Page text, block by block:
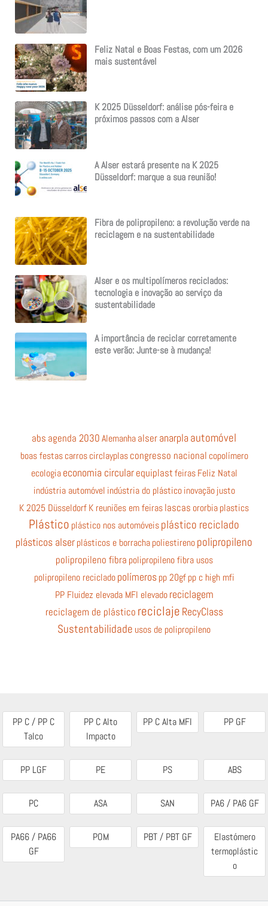
Feliz Natal e Boas Festas, com um 2026
mais sustentável
K 2025 Düsseldorf: análise pós-feira e
próximos passos com a Alser
A Alser estará presente na K 2025
Düsseldorf: marque a sua reunião!
Fibra de polipropileno: a revolução verde na
reciclagem e na sustentabilidade
Alser e os multipolímeros reciclados:
tecnologia e inovação ao serviço da
sustentabilidade
A importância de reciclar corretamente
este verão: Junte-se à mudança!
abs agenda 2030Alemanhaalseranarpla automóvel
boas festas carros circlayplas congresso nacional copolímero
ecologia economia circular equiplastfeiras Feliz Natal
indústria automóvel indústria do plástico inovação justo
K 2025 DüsseldorfK reuniões em feiraslascas ororbiaplastics
Plástico plástico nos automóveisplástico reciclado
plásticos alserplásticos e borrachapoliestirenopolipropileno
polipropileno fibra polipropileno fibra usos
polipropileno reciclado polímeros pp 20gf pp c high mfi
PP Fluidez elevada MFI elevado reciclagem
reciclagem de plástico reciclaje RecyClass
Sustentabilidade usos de polipropileno
PP C / PP C
Talco
PP C Alto
Impacto
PP C Alta MFI PP GF
PP LGF PE PS ABS
PC ASA SAN PA6 / PA6 GF
PA66 / PA66
GF
POM PBT / PBT GF
Elastómero
termoplástic
o